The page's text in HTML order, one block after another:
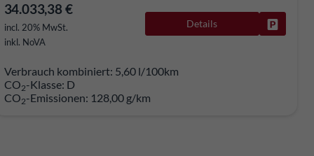
34.033,38 €
incl. 20% MwSt.
inkl. NoVA
Details
Verbrauch kombiniert: 5,60 l/100km
CO2-Klasse: D
CO2-Emissionen: 128,00 g/km